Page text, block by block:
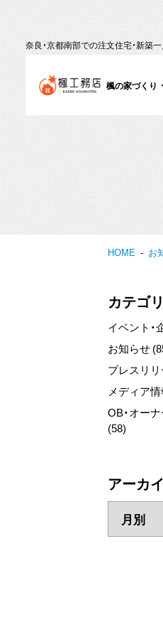
奈良・京都南部での注文住宅・新築
楓の家づくり
HOME お
カテゴ
イベント・
お知らせ
プレスリ
メディア
OB・オー
(58)
アーカ